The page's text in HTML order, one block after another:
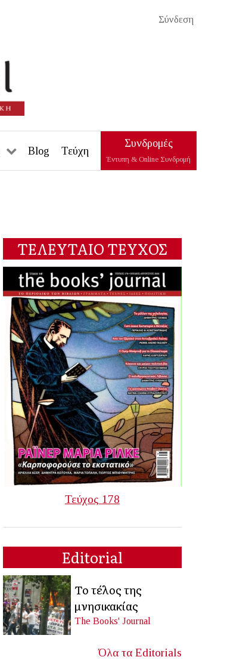
Σύνδεση
Blog Τεύχη
Συνδρομές
Έντυπη & Online Συνδρομή
ΤΕΛΕΥΤΑΙΟ ΤΕΥΧΟΣ
Τεύχος 178
Editorial
Το τέλος της
μνησικακίας
The Books' Journal
Όλα τα Editorials